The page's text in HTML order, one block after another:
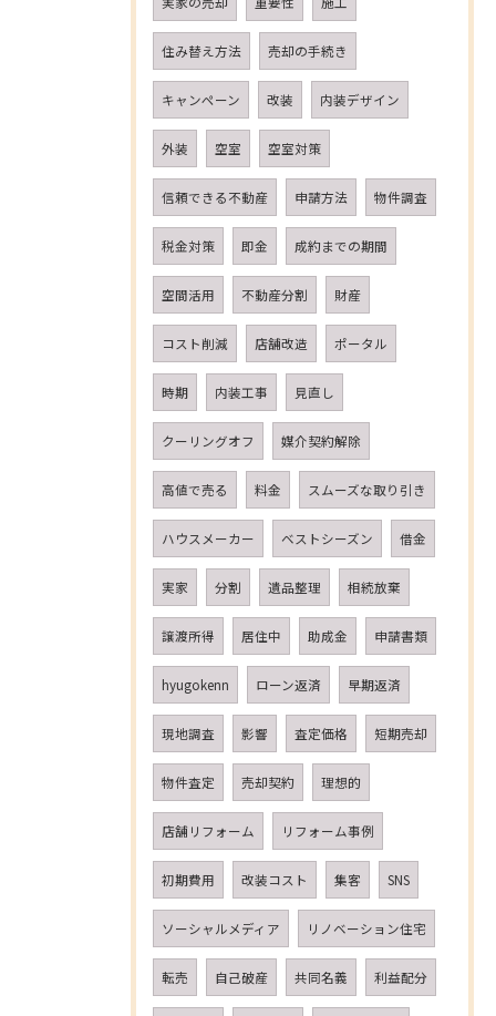
住み替え方法 売却の手続き
キャンペーン 改装 内装デザイン
外装 空室 空室対策
信頼できる不動産 申請方法 物件調査
税金対策 即金 成約までの期間
空間活用 不動産分割 財産
コスト削減 店舗改造 ポータル
時期 内装工事 見直し
クーリングオフ 媒介契約解除
高値で売る 料金 スムーズな取り引き
ハウスメーカー ベストシーズン 借金
実家 分割 遺品整理 相続放棄
譲渡所得 居住中 助成金 申請書類
hyugokenn ローン返済 早期返済
現地調査 影響 査定価格 短期売却
物件査定 売却契約 理想的
店舗リフォーム リフォーム事例
初期費用 改装コスト 集客 SNS
ソーシャルメディア リノベーション住宅
転売 自己破産 共同名義 利益配分